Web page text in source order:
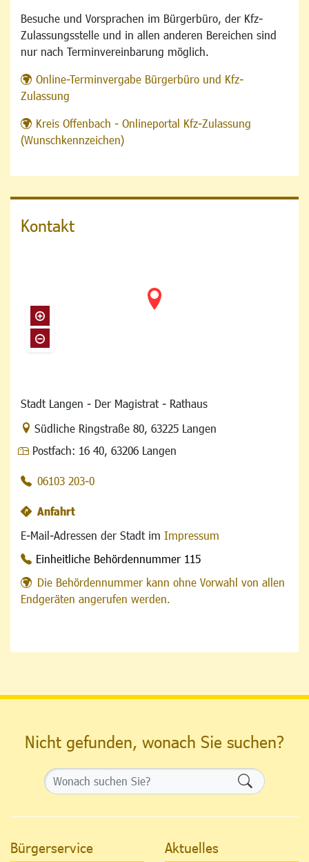
Besuche und Vorsprachen im Bürgerbüro, der Kfz-
Zulassungsstelle und in allen anderen Bereichen sind
nur nach Terminvereinbarung möglich.
Online-Terminvergabe Bürgerbüro und Kfz-
Zulassung
Kreis Offenbach - Onlineportal Kfz-Zulassung
(Wunschkennzeichen)
Kontakt
Stadt Langen - Der Magistrat - Rathaus
Link zur Google-Maps Navigation
Südliche Ringstraße 80, 63225 Langen
Postfach: 16 40, 63206 Langen
06103 203-0
Anfahrt
E-Mail-Adressen der Stadt im Impressum
Einheitliche Behördennummer 115
Die Behördennummer kann ohne Vorwahl von allen
Endgeräten angerufen werden.
Nicht gefunden, wonach Sie suchen?
Bürgerservice Aktuelles